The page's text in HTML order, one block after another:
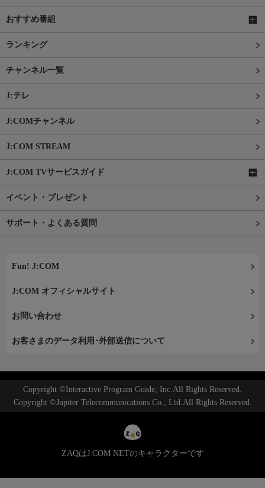
おすすめ番組
ランキング
チャンネル一覧
J:テレ
J:COMチャンネル
J:COM STREAM
J:COM TVサービスガイド
イベント・プレゼント
サポート・よくある質問
Fun! J:COM
J:COM オフィシャルサイト
お問い合わせ
お客さまのデータ利用･外部送信について
Copyright ©Interactive Program Guide, Inc.All Rights Reserved.
Copyright ©Jupiter Telecommunications Co., Ltd.All Rights Reserved.
ZAQはJ:COM NETのキャラクターです